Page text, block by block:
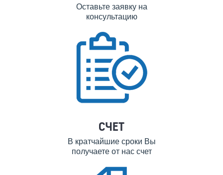
Оставьте заявку на
консультацию
СЧЕТ
В кратчайшие сроки Вы
получаете от нас счет